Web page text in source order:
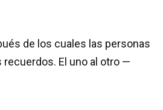
de los cuales las personas
recuerdos. El uno al otro —